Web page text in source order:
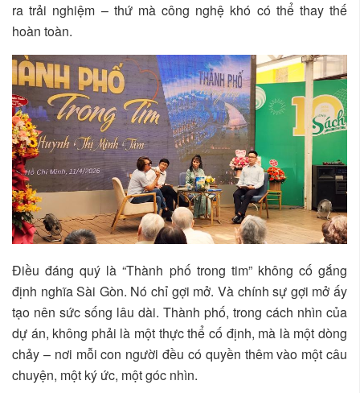
ra trải nghiệm – thứ mà công nghệ khó có thể thay thế
hoàn toàn.
Điều đáng quý là “Thành phố trong tim” không cố gắng
định nghĩa Sài Gòn. Nó chỉ gợi mở. Và chính sự gợi mở ấy
tạo nên sức sống lâu dài. Thành phố, trong cách nhìn của
dự án, không phải là một thực thể cố định, mà là một dòng
chảy – nơi mỗi con người đều có quyền thêm vào một câu
chuyện, một ký ức, một góc nhìn.